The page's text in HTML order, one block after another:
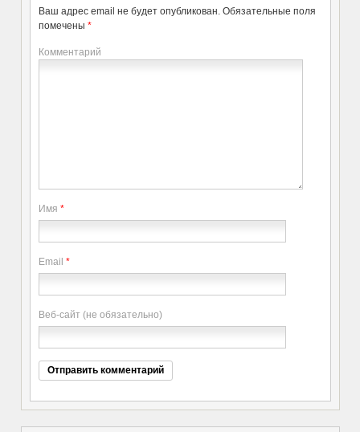
Ваш адрес email не будет опубликован. Обязательные поля
помечены *
Комментарий
Имя *
Email *
Веб-сайт (не обязательно)